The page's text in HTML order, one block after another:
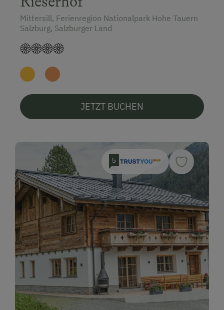
Mittersill, Ferienregion Nationalpark Hohe Tauern
Salzburg, Salzburger Land
JETZT BUCHEN
5